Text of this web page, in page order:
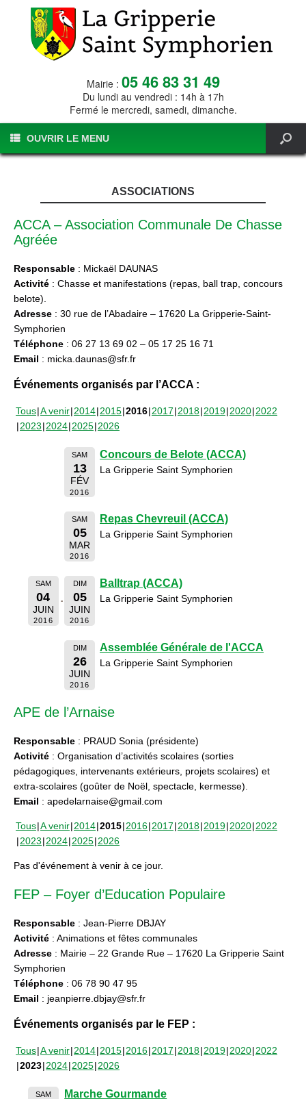
Mairie : 05 46 83 31 49
Du lundi au vendredi : 14h à 17h
Fermé le mercredi, samedi, dimanche.
OUVRIR LE MENU
ASSOCIATIONS
ACCA – Association Communale De Chasse
Agréée
Responsable : Mickaël DAUNAS
Activité : Chasse et manifestations (repas, ball trap, concours
belote).
Adresse : 30 rue de l’Abadaire – 17620 La Gripperie-Saint-
Symphorien
Téléphone : 06 27 13 69 02 – 05 17 25 16 71
Email : micka.daunas@sfr.fr
Événements organisés par l’ACCA :
Tous A venir 2014 2015 2016 2017 2018 2019 2020 2022
2023 2024 2025 2026
SAM
13
FÉV
2016
Concours de Belote (ACCA)
La Gripperie Saint Symphorien
SAM
05
MAR
2016
Repas Chevreuil (ACCA)
La Gripperie Saint Symphorien
SAM
04
JUIN
2016
DIM
05
JUIN
2016
Balltrap (ACCA)
La Gripperie Saint Symphorien
DIM
26
JUIN
2016
Assemblée Générale de l'ACCA
La Gripperie Saint Symphorien
APE de l’Arnaise
Responsable : PRAUD Sonia (présidente)
Activité : Organisation d’activités scolaires (sorties
pédagogiques, intervenants extérieurs, projets scolaires) et
extra-scolaires (goûter de Noël, spectacle, kermesse).
Email : apedelarnaise@gmail.com
Tous A venir 2014 2015 2016 2017 2018 2019 2020 2022
2023 2024 2025 2026
Pas d'événement à venir à ce jour.
FEP – Foyer d’Education Populaire
Responsable : Jean-Pierre DBJAY
Activité : Animations et fêtes communales
Adresse : Mairie – 22 Grande Rue – 17620 La Gripperie Saint
Symphorien
Téléphone : 06 78 90 47 95
Email : jeanpierre.dbjay@sfr.fr
Événements organisés par le FEP :
Tous A venir 2014 2015 2016 2017 2018 2019 2020 2022
2023 2024 2025 2026
SAM Marche Gourmande